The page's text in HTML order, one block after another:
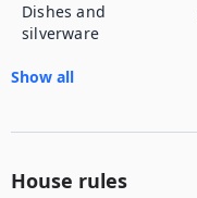
Dishes and
silverware
Show all
House rules